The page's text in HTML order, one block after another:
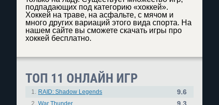
подпадающих под категорию «хоккей».
Хоккей на траве, на асфальте, с мячом и
много других вариаций этого вида спорта. На
нашем сайте вы сможете скачать игры про
хоккей бесплатно.
ТОП 11 ОНЛАЙН ИГР
1. RAID: Shadow Legends 9.6
2. War Thunder